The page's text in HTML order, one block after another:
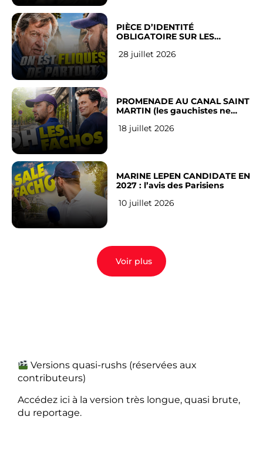
PIÈCE D’IDENTITÉ
OBLIGATOIRE SUR LES
Français
28 juillet 2026
PROMENADE AU CANAL SAINT
MARTIN (les gauchistes ne
18 juillet 2026
MARINE LEPEN CANDIDATE EN
2027 : l’avis des Parisiens
10 juillet 2026
Voir plus
Versions quasi-rushs (réservées aux
contributeurs)
Accédez ici à la version très longue, quasi brute,
du reportage.